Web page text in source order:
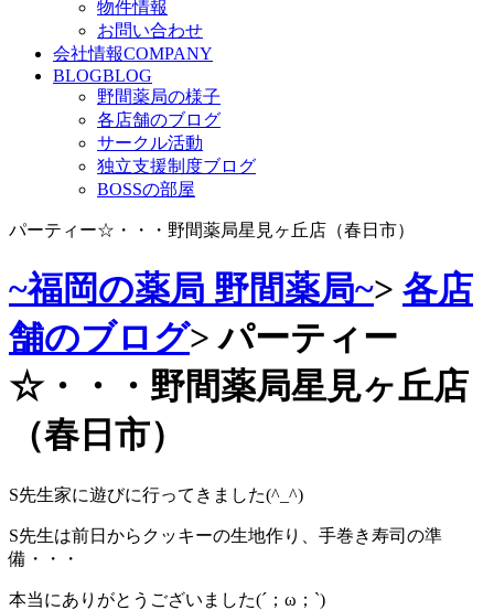
物件情報
お問い合わせ
会社情報COMPANY
BLOGBLOG
野間薬局の様子
各店舗のブログ
サークル活動
独立支援制度ブログ
BOSSの部屋
パーティー☆・・・野間薬局星見ヶ丘店（春日市）
~福岡の薬局 野間薬局~> 各店
舗のブログ>パーティー
☆・・・野間薬局星見ヶ丘店
（春日市）
S先生家に遊びに行ってきました(^_^)
S先生は前日からクッキーの生地作り、手巻き寿司の準
備・・・
本当にありがとうございました(´；ω；`)